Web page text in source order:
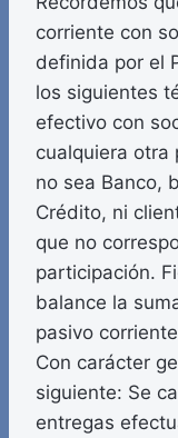
corriente con
definida por el
los siguientes
efectivo con
cualquiera otra
no sea Banco,
Crédito, ni
que no
participación.
balance la
pasivo
Con carácter
siguiente: Se
entregas